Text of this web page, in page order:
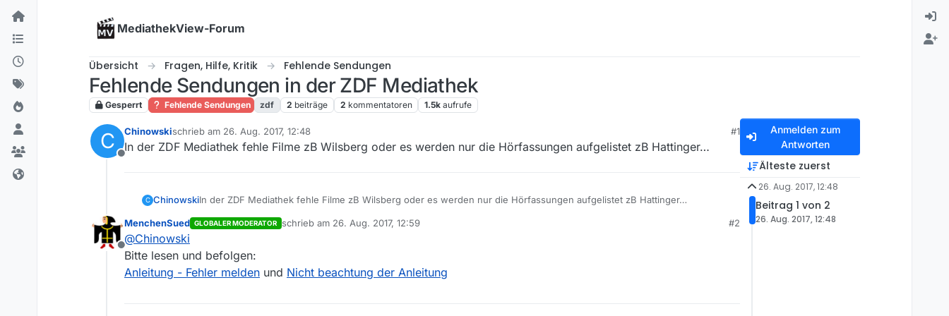
Skip to content
MediathekView-Forum
Übersicht Fragen, Hilfe, Kritik Fehlende Sendungen
Fehlende Sendungen in der ZDF Mediathek
Gesperrt Fehlende Sendungen zdf 2 beiträge 2 kommentatoren 1.5k aufrufe
C
Offline
Chinowskischrieb am 26. Aug. 2017, 12:48
zuletzt editiert von
#1
In der ZDF Mediathek fehle Filme zB Wilsberg oder es werden nur die Hörfassungen aufgelistet zB Hattinger…
C ChinowskiIn der ZDF Mediathek fehle Filme zB Wilsberg oder es werden nur die Hörfassungen aufgelistet zB Hattinger…
Offline
MenchenSued GLOBALER MODERATOR schrieb am 26. Aug. 2017, 12:59
zuletzt editiert von
#2
@Chinowski
Bitte lesen und befolgen:
Anleitung - Fehler melden und Nicht beachtung der Anleitung
Anmelden zum
Antworten
Älteste zuerst
26. Aug. 2017, 12:48
Beitrag 1 von 2
26. Aug. 2017, 12:48